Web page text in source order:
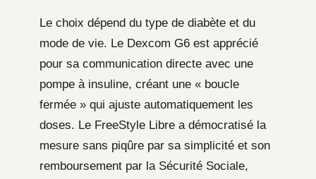
Le choix dépend du type de diabète et du
mode de vie. Le Dexcom G6 est apprécié
pour sa communication directe avec une
pompe à insuline, créant une « boucle
fermée » qui ajuste automatiquement les
doses. Le FreeStyle Libre a démocratisé la
mesure sans piqûre par sa simplicité et son
remboursement par la Sécurité Sociale,